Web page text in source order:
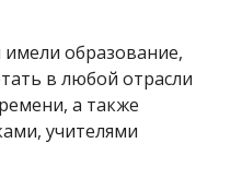
имели образование,
в любой отрасли
а также
учителями